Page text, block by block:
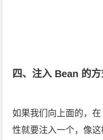
四、注入 Bean 的
如果我们向上面的，
性就要注入一个，像这